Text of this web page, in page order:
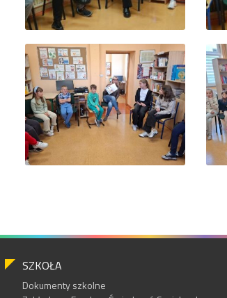
SZKOŁA
Dokumenty szkolne